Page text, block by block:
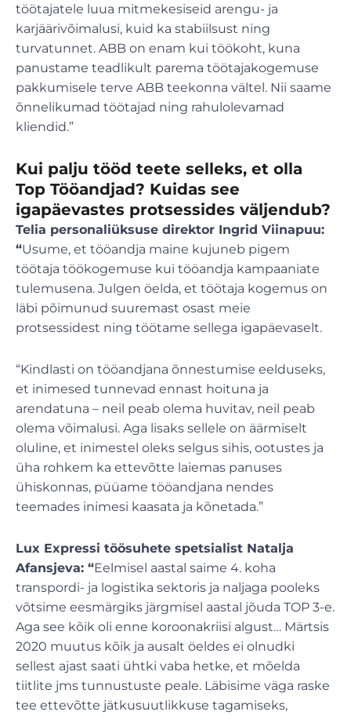
töötajatele luua mitmekesiseid arengu- ja
karjäärivõimalusi, kuid ka stabiilsust ning
turvatunnet. ABB on enam kui töökoht, kuna
panustame teadlikult parema töötajakogemuse
pakkumisele terve ABB teekonna vältel. Nii saame
õnnelikumad töötajad ning rahulolevamad
kliendid.”
Kui palju tööd teete selleks, et olla
Top Tööandjad? Kuidas see
igapäevastes protsessides väljendub?
Telia personaliüksuse direktor Ingrid Viinapuu:
“Usume, et tööandja maine kujuneb pigem
töötaja töökogemuse kui tööandja kampaaniate
tulemusena. Julgen öelda, et töötaja kogemus on
läbi põimunud suuremast osast meie
protsessidest ning töötame sellega igapäevaselt.
“Kindlasti on tööandjana õnnestumise eelduseks,
et inimesed tunnevad ennast hoituna ja
arendatuna – neil peab olema huvitav, neil peab
olema võimalusi. Aga lisaks sellele on äärmiselt
oluline, et inimestel oleks selgus sihis, ootustes ja
üha rohkem ka ettevõtte laiemas panuses
ühiskonnas, püüame tööandjana nendes
teemades inimesi kaasata ja kõnetada.”
Lux Expressi töösuhete spetsialist Natalja
Afansjeva: “Eelmisel aastal saime 4. koha
transpordi- ja logistika sektoris ja naljaga pooleks
võtsime eesmärgiks järgmisel aastal jõuda TOP 3-e.
Aga see kõik oli enne koroonakriisi algust… Märtsis
2020 muutus kõik ja ausalt öeldes ei olnudki
sellest ajast saati ühtki vaba hetke, et mõelda
tiitlite jms tunnustuste peale. Läbisime väga raske
tee ettevõtte jätkusuutlikkuse tagamiseks,